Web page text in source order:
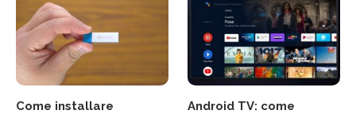
Come installare
Android TV: come